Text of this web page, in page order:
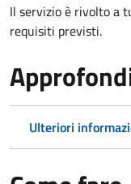
Il servizio è rivolto a
requisiti previsti.
Ulteriori